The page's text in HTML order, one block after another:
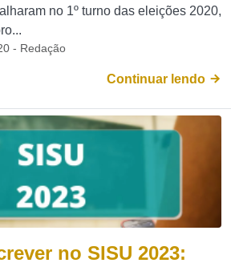
no 1º turno das eleições 2020,
- Redação
Continuar lendo
no SISU 2023: